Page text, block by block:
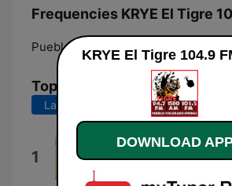
Frequencies KRYE El Tigre
Pueblo: 104.9 FM
Top Songs
Last 7 days Last 30 days
1 De Este Lado del Muro
KRYE El Tigre 104.9
DOWNLOAD